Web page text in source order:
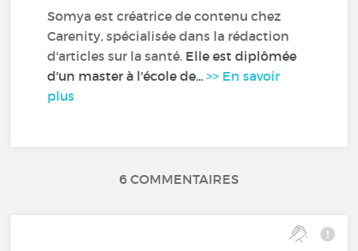
Somya est créatrice de contenu chez
Carenity, spécialisée dans la rédaction
d'articles sur la santé. Elle est diplômée
d'un master à l'école de...>> En savoir
plus
6 COMMENTAIRES